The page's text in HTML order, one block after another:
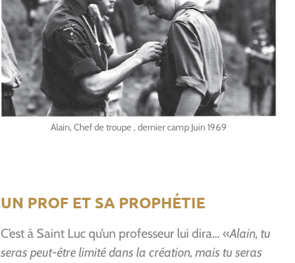
Alain, Chef de troupe , dernier camp Juin 1969
UN PROF ET SA PROPHÉTIE
C’est à Saint Luc qu’un professeur lui dira… «Alain, tu
seras peut-être limité dans la création, mais tu seras